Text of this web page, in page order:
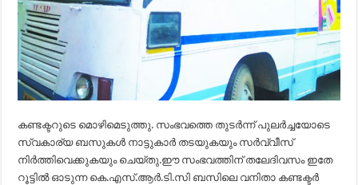
കണ്ടക്ടറുടെ മൊഴിമെടുത്തു. സംഭവത്തെ തുടര്‍ന്ന് പുലര്‍ച്ചയോടെ
സ്വകാര്യ ബസുകള്‍ നാട്ടുകാര്‍ തടയുകയും സര്‍വ്വീസ്
നിര്‍ത്തിവെക്കുകയും ചെയ്തു.ഈ സംഭവത്തിന് തലേദിവസം ഇതേ
റൂട്ടില്‍ ഓടുന്ന കെ.എസ്.ആര്‍.ടി.സി ബസിലെ വനിതാ കണ്ടക്ടര്‍